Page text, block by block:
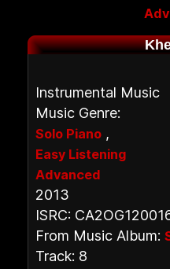
Instrumental Music
Music Genre:
Solo Piano ,
Easy Listening
Advanced
2013
ISRC:
From Music Album:
Track: 8